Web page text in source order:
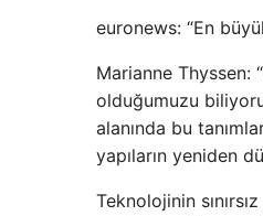
euronews: “En
Marianne Thyssen:
olduğumuzu
alanında bu
yapıların yeniden
Teknolojinin